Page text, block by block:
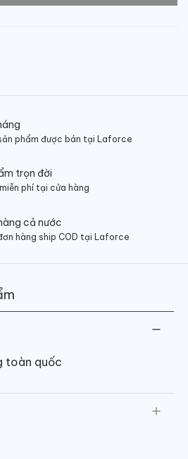
phẩm được bán tại Laforce
trọn đời
phí tại cửa hàng
cả nước
hàng ship COD tại Laforce
toàn quốc